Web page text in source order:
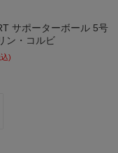
サポーターボール 5号
ン・コルビ
)